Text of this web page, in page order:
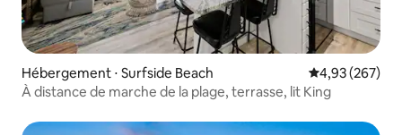
Hébergement ⋅ Surfside Beach Évaluation
4,93 (267)
À distance de marche de la plage, terrasse, lit King